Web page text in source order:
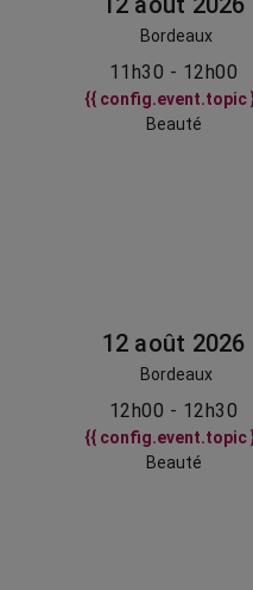
Bordeaux
11h30 - 12h00
{{ config.event.topic
Beauté
12 août 2026
Bordeaux
12h00 - 12h30
{{ config.event.topic
Beauté